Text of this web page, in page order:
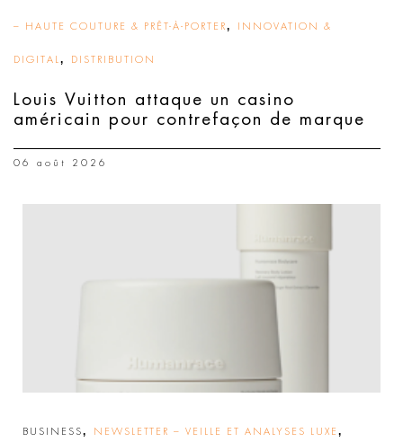
– HAUTE COUTURE & PRÊT-À-PORTER, INNOVATION &
DIGITAL , DISTRIBUTION
Louis Vuitton attaque un casino
américain pour contrefaçon de marque
06 août 2026
BUSINESS, NEWSLETTER – VEILLE ET ANALYSES LUXE ,